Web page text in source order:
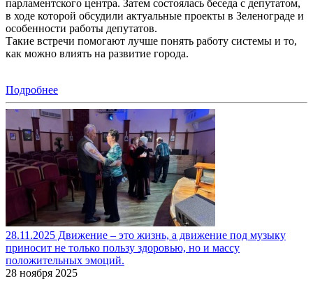
парламентского центра. Затем состоялась беседа с депутатом,
в ходе которой обсудили актуальные проекты в Зеленограде и
особенности работы депутатов.
Такие встречи помогают лучше понять работу системы и то,
как можно влиять на развитие города.
Подробнее
28.11.2025 Движение – это жизнь, а движение под музыку
приносит не только пользу здоровью, но и массу
положительных эмоций.
28 ноября 2025